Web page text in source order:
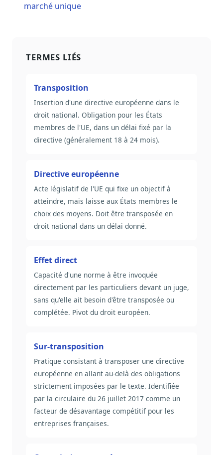
marché unique
TERMES LIÉS
Transposition
Insertion d'une directive européenne dans le
droit national. Obligation pour les États
membres de l'UE, dans un délai fixé par la
directive (généralement 18 à 24 mois).
Directive européenne
Acte législatif de l'UE qui fixe un objectif à
atteindre, mais laisse aux États membres le
choix des moyens. Doit être transposée en
droit national dans un délai donné.
Effet direct
Capacité d'une norme à être invoquée
directement par les particuliers devant un juge,
sans qu'elle ait besoin d'être transposée ou
complétée. Pivot du droit européen.
Sur-transposition
Pratique consistant à transposer une directive
européenne en allant au-delà des obligations
strictement imposées par le texte. Identifiée
par la circulaire du 26 juillet 2017 comme un
facteur de désavantage compétitif pour les
entreprises françaises.